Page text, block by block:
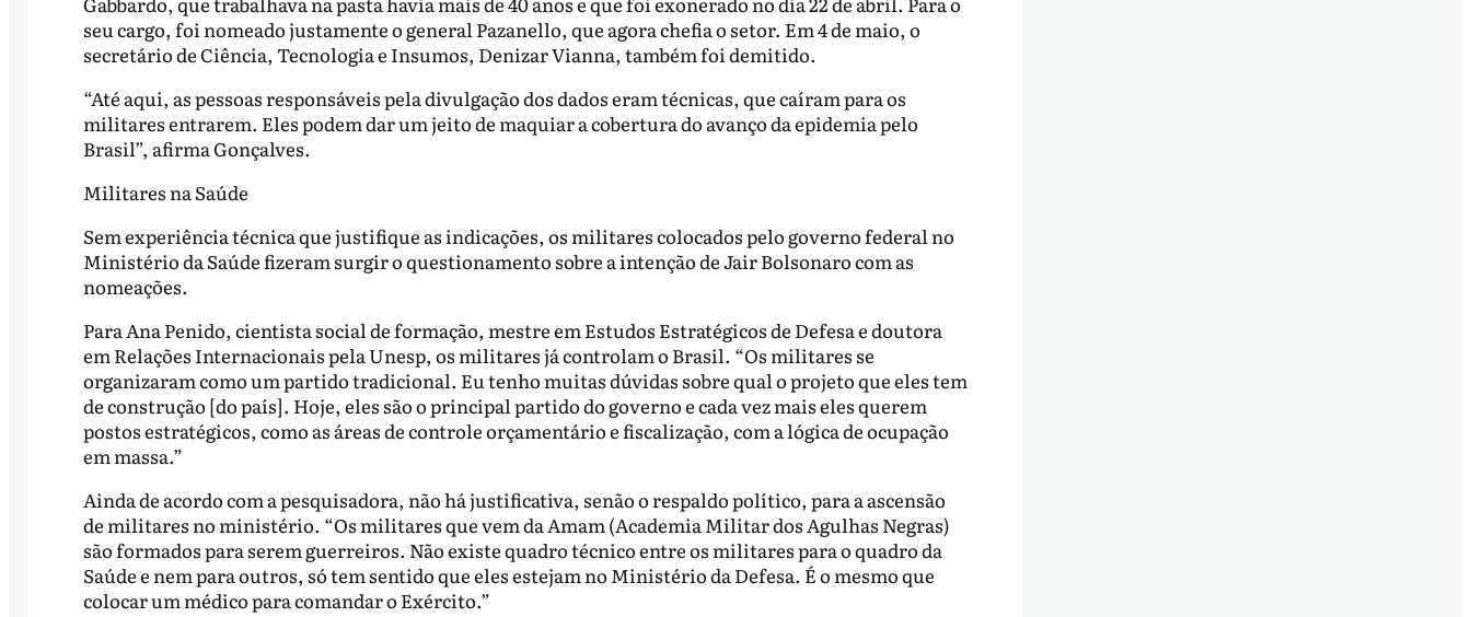
seu cargo, foi nomeado justamente o general Pazanello, que agora chefia o setor. Em 4 de maio, o
secretário de Ciência, Tecnologia e Insumos, Denizar Vianna, também foi demitido.
“Até aqui, as pessoas responsáveis pela divulgação dos dados eram técnicas, que caíram para os
militares entrarem. Eles podem dar um jeito de maquiar a cobertura do avanço da epidemia pelo
Brasil”, afirma Gonçalves.
Militares na Saúde
Sem experiência técnica que justifique as indicações, os militares colocados pelo governo federal no
Ministério da Saúde fizeram surgir o questionamento sobre a intenção de Jair Bolsonaro com as
nomeações.
Para Ana Penido, cientista social de formação, mestre em Estudos Estratégicos de Defesa e doutora
em Relações Internacionais pela Unesp, os militares já controlam o Brasil. “Os militares se
organizaram como um partido tradicional. Eu tenho muitas dúvidas sobre qual o projeto que eles tem
de construção [do país]. Hoje, eles são o principal partido do governo e cada vez mais eles querem
postos estratégicos, como as áreas de controle orçamentário e fiscalização, com a lógica de ocupação
em massa.”
Ainda de acordo com a pesquisadora, não há justificativa, senão o respaldo político, para a ascensão
de militares no ministério. “Os militares que vem da Amam (Academia Militar dos Agulhas Negras)
são formados para serem guerreiros. Não existe quadro técnico entre os militares para o quadro da
Saúde e nem para outros, só tem sentido que eles estejam no Ministério da Defesa. É o mesmo que
colocar um médico para comandar o Exército.”